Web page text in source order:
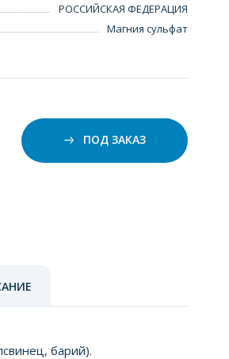
РОССИЙСКАЯ ФЕДЕРАЦИЯ
Магния сульфат
ПОД ЗАКАЗ
барий).